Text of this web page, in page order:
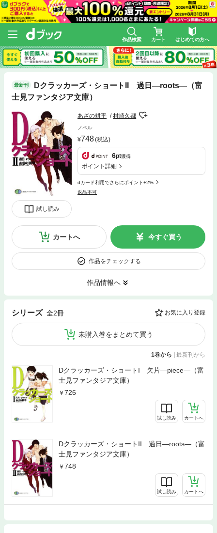
作品検索 カート はじめての方へ
最新刊
Dクラッカーズ・ショートII 過日―roots―（富
士見ファンタジア文庫）
試し読み
あざの耕平 村崎久都
ノベル
748(税込)
6pt獲得
ポイント詳細
dカード利用でさらにポイント+2%
返品不可
カートへ 今すぐ買う
作品をチェックする
作品情報へ
シリーズ 全2冊 お気に入り登録
未購入巻をまとめて買う
1巻から | 最新刊から
Dクラッカーズ・ショートI 欠片―piece―（富
士見ファンタジア文庫）
726
試し読み カートへ
Dクラッカーズ・ショートII 過日―roots―（富
士見ファンタジア文庫）
748
試し読み カートへ